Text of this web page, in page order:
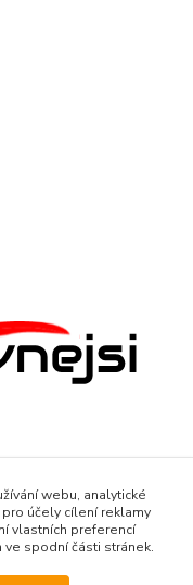
webu, analytické
účely cílení reklamy
vlastních preferencí
spodní části stránek.